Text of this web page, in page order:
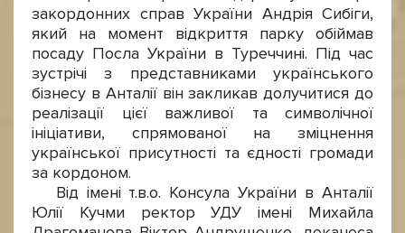
закордонних справ України Андрія Сибіги,
який на момент відкриття парку обіймав
посаду Посла України в Туреччині. Під час
зустрічі з представниками українського
бізнесу в Анталії він закликав долучитися до
реалізації цієї важливої та символічної
ініціативи, спрямованої на зміцнення
української присутності та єдності громади
за кордоном.
Від імені т.в.о. Консула України в Анталії
Юлії Кучми ректор УДУ імені Михайла